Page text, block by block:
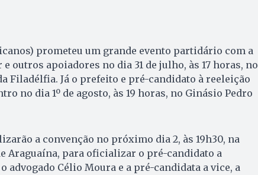
prometeu um grande evento partidário com a
outros apoiadores no dia 31 de julho, às 17 horas, no
Filadélfia. Já o prefeito e pré-candidato à reeleição
no dia 1º de agosto, às 19 horas, no Ginásio Pedro
a convenção no próximo dia 2, às 19h30, na
Araguaína, para oficializar o pré-candidato a
advogado Célio Moura e a pré-candidata a vice, a